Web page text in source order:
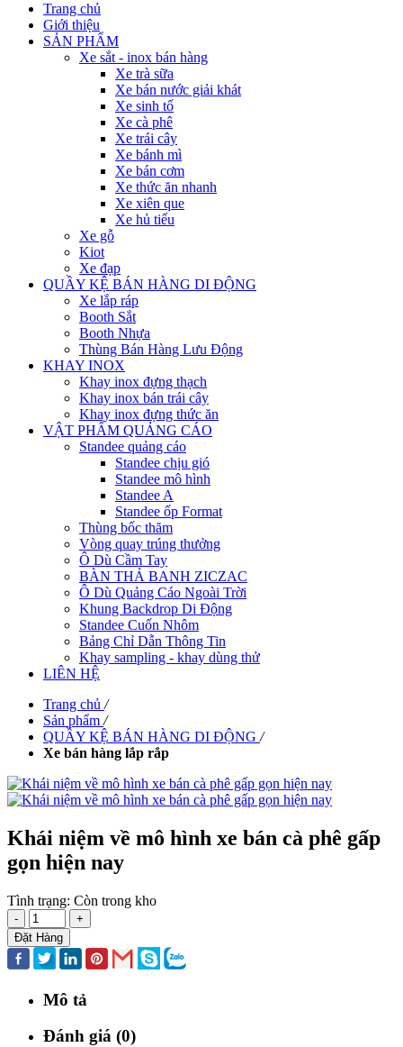
Trang chủ
Giới thiệu
SẢN PHẨM
Xe sắt - inox bán hàng
Xe trà sữa
Xe bán nước giải khát
Xe sinh tố
Xe cà phê
Xe trái cây
Xe bánh mì
Xe bán cơm
Xe thức ăn nhanh
Xe xiên que
Xe hủ tiếu
Xe gỗ
Kiot
Xe đạp
QUẦY KỆ BÁN HÀNG DI ĐỘNG
Xe lắp ráp
Booth Sắt
Booth Nhựa
Thùng Bán Hàng Lưu Động
KHAY INOX
Khay inox đựng thạch
Khay inox bán trái cây
Khay inox đựng thức ăn
VẬT PHẨM QUẢNG CÁO
Standee quảng cáo
Standee chịu gió
Standee mô hình
Standee A
Standee ốp Format
Thùng bốc thăm
Vòng quay trúng thưởng
Ô Dù Cầm Tay
BÀN THẢ BANH ZICZAC
Ô Dù Quảng Cáo Ngoài Trời
Khung Backdrop Di Động
Standee Cuốn Nhôm
Bảng Chỉ Dẫn Thông Tin
Khay sampling - khay dùng thử
LIÊN HỆ
Trang chủ /
Sản phẩm /
QUẦY KỆ BÁN HÀNG DI ĐỘNG /
Xe bán hàng lắp rắp
Khái niệm về mô hình xe bán cà phê gấp
gọn hiện nay
Tình trạng: Còn trong kho
-
+
Đặt Hàng
Mô tả
Đánh giá (0)